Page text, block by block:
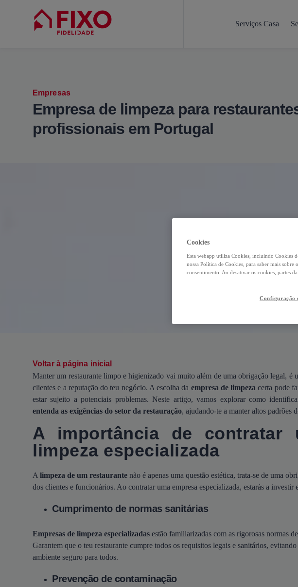
Serviços Casa
Empresas
Empresa de limpeza para
profissionais em Portugal
Voltar à página inicial
Manter um restaurante limpo e higienizado vai muito além de uma obrigação legal, é
clientes e a reputação do teu negócio. A escolha da empresa de limpeza certa pode
estar sujeito a potenciais problemas. Neste artigo, vamos explorar como
entenda as exigências do setor da restauração, ajudando-te a manter altos padrões
A importância de contratar
limpeza especializada
A limpeza de um restaurante não é apenas uma questão estética, trata-se de uma
dos clientes e funcionários. Ao contratar uma empresa especializada, estarás a investir
Cumprimento de normas sanitárias
Empresas de limpeza especializadas estão familiarizadas com as rigorosas normas
Garantem que o teu restaurante cumpre todos os requisitos legais e sanitários,
ambiente seguro para todos.
Prevenção de contaminação
Cookies
Esta webapp utiliza Cookies, incluindo Cookies
nossa Política de Cookies, para saber mais sobre
consentimento. Ao desativar os cookies, partes
Configuração